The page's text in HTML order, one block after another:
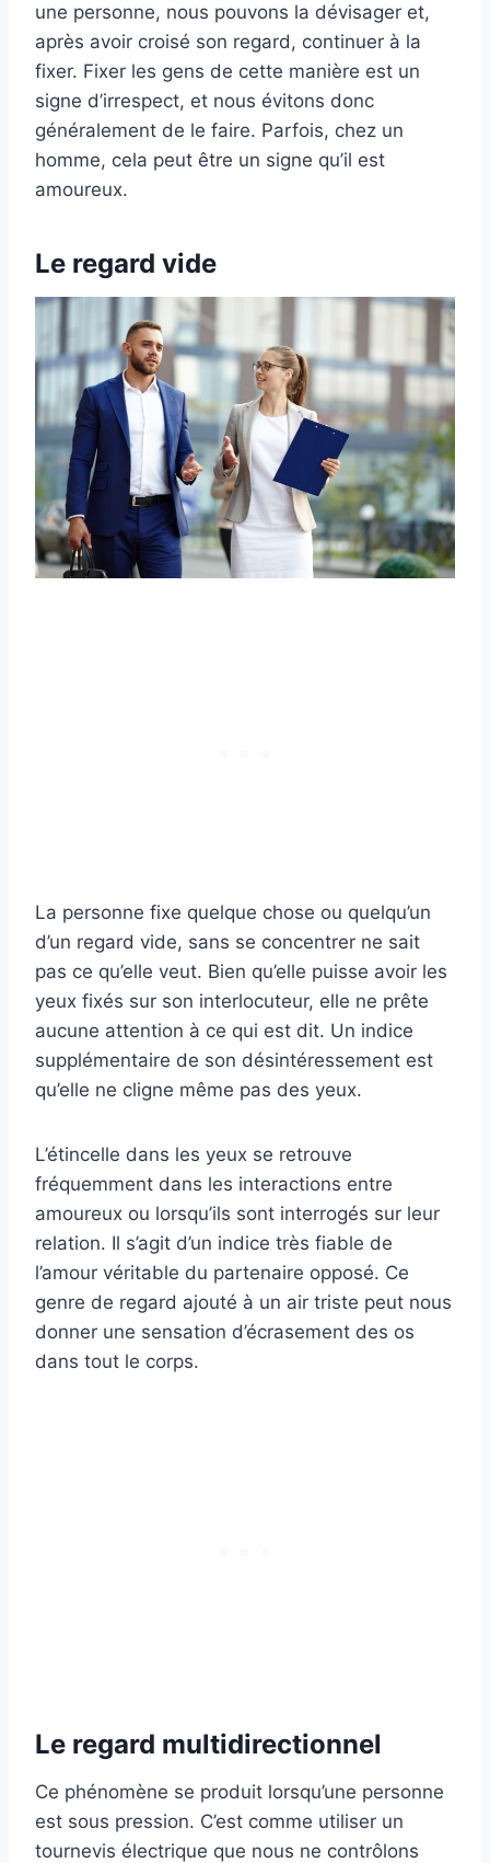
une personne, nous pouvons la dévisager et,
après avoir croisé son regard, continuer à la
fixer. Fixer les gens de cette manière est un
signe d’irrespect, et nous évitons donc
généralement de le faire. Parfois, chez un
homme, cela peut être un signe qu’il est
amoureux.
Le regard vide
La personne fixe quelque chose ou quelqu’un
d’un regard vide, sans se concentrer ne sait
pas ce qu’elle veut. Bien qu’elle puisse avoir les
yeux fixés sur son interlocuteur, elle ne prête
aucune attention à ce qui est dit. Un indice
supplémentaire de son désintéressement est
qu’elle ne cligne même pas des yeux.
L’étincelle dans les yeux se retrouve
fréquemment dans les interactions entre
amoureux ou lorsqu’ils sont interrogés sur leur
relation. Il s’agit d’un indice très fiable de
l’amour véritable du partenaire opposé. Ce
genre de regard ajouté à un air triste peut nous
donner une sensation d’écrasement des os
dans tout le corps.
Le regard multidirectionnel
Ce phénomène se produit lorsqu’une personne
est sous pression. C’est comme utiliser un
tournevis électrique que nous ne contrôlons